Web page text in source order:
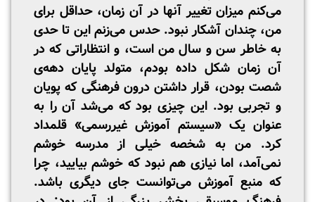
می‌کنم میزان تغییر آنها در آن زمان، حداقل برای
من، چندان آشکار نبود. حدس می‌زنم این تا حدی
به خاطر سن و سال من است، و انتظاراتی که در
آن زمان شکل داده‌ بودم، متولد پایان دهه‌ی
شصت بودن، قرار داشتن درون فرهنگی که پویان
و تجربی بود. این چیزی بود که می‌شد آن را به
عنوان یک «سیستم آموزش غیررسمی» قلمداد
کرد. من به شخصه خیلی از مدرسه خوشم
نمی‌آمد، اما نیازی هم نبود که خوشم بیایید، چرا
که منبع آموزش می‌توانست جای دیگری باشد.